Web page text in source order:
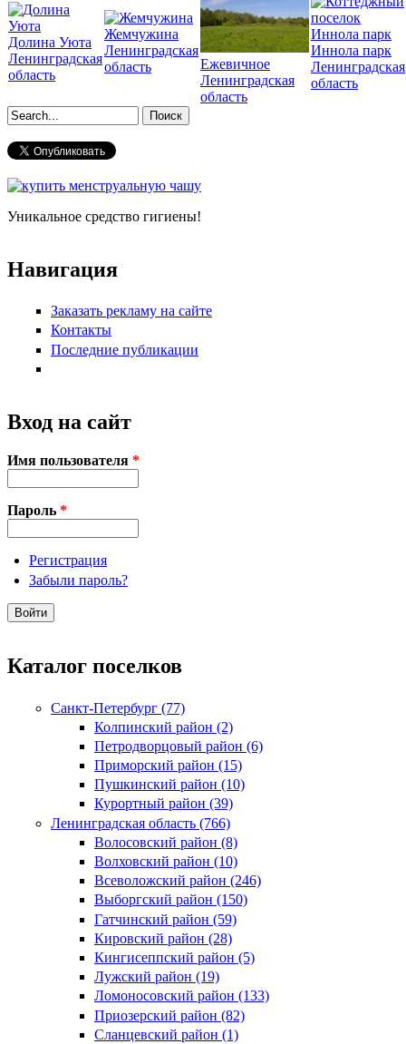
Долина Уюта
Ленинградская
область
Жемчужина
Ленинградская
область
Ежевичное
Ленинградская
область
Иннола парк
Ленинградская
область
Форма поиска
Уникальное средство гигиены!
Навигация
Заказать рекламу на сайте
Контакты
Последние публикации
Вход на сайт
Имя пользователя *
Пароль *
Регистрация
Забыли пароль?
Каталог поселков
Санкт-Петербург (77)
Колпинский район (2)
Петродворцовый район (6)
Приморский район (15)
Пушкинский район (10)
Курортный район (39)
Ленинградская область (766)
Волосовский район (8)
Волховский район (10)
Всеволожский район (246)
Выборгский район (150)
Гатчинский район (59)
Кировский район (28)
Кингисеппский район (5)
Лужский район (19)
Ломоносовский район (133)
Приозерский район (82)
Сланцевский район (1)